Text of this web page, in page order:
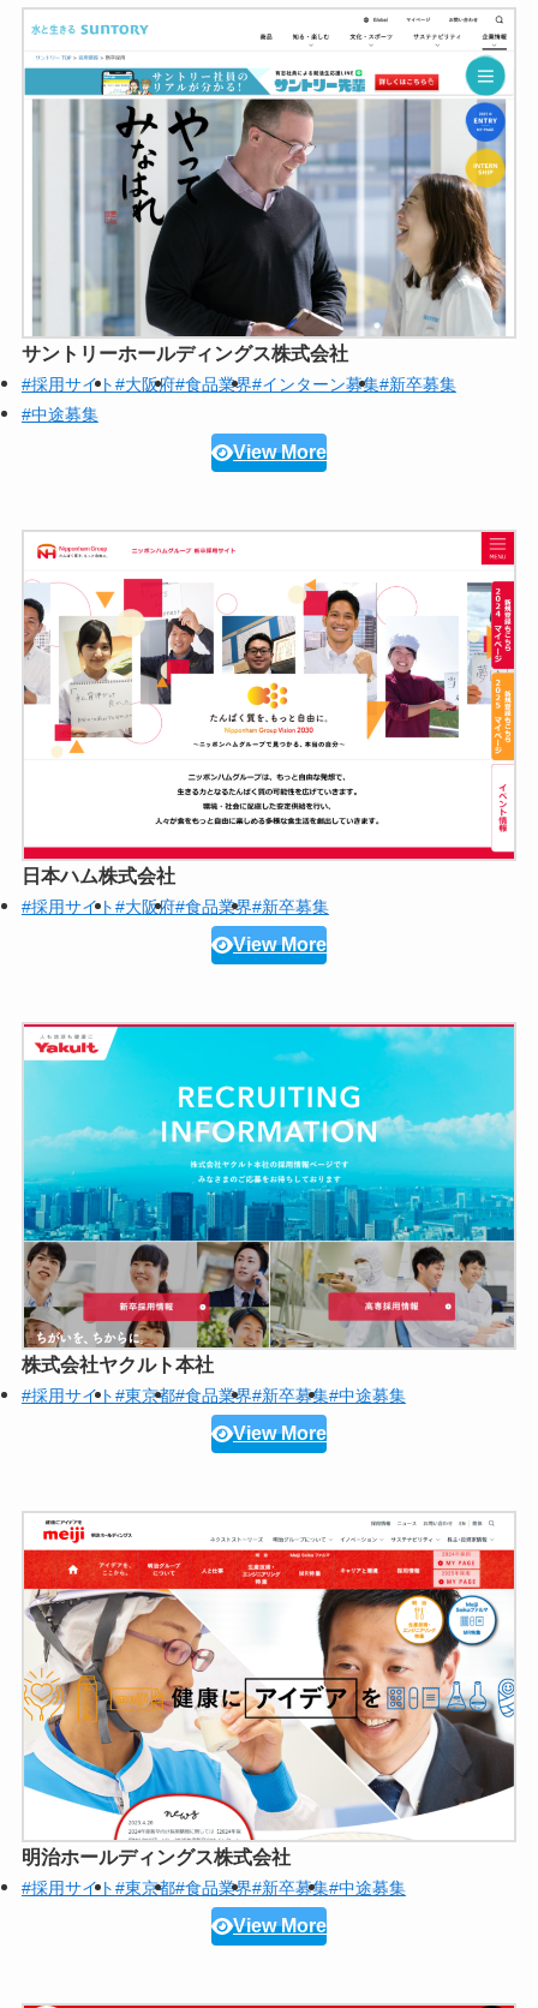
サントリーホールディングス株式会社
#採用サイト#大阪府#食品業界#インターン募集#新卒募集
#中途募集
View More
日本ハム株式会社
#採用サイト#大阪府#食品業界#新卒募集
View More
株式会社ヤクルト本社
#採用サイト#東京都#食品業界#新卒募集#中途募集
View More
明治ホールディングス株式会社
#採用サイト#東京都#食品業界#新卒募集#中途募集
View More